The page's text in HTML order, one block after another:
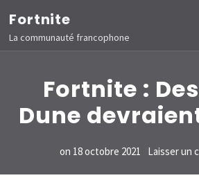
Aller
au
contenu
Fortnite
La communauté francophone
Fortnite :
Dune
on 18 octobre 2021 Laisser un